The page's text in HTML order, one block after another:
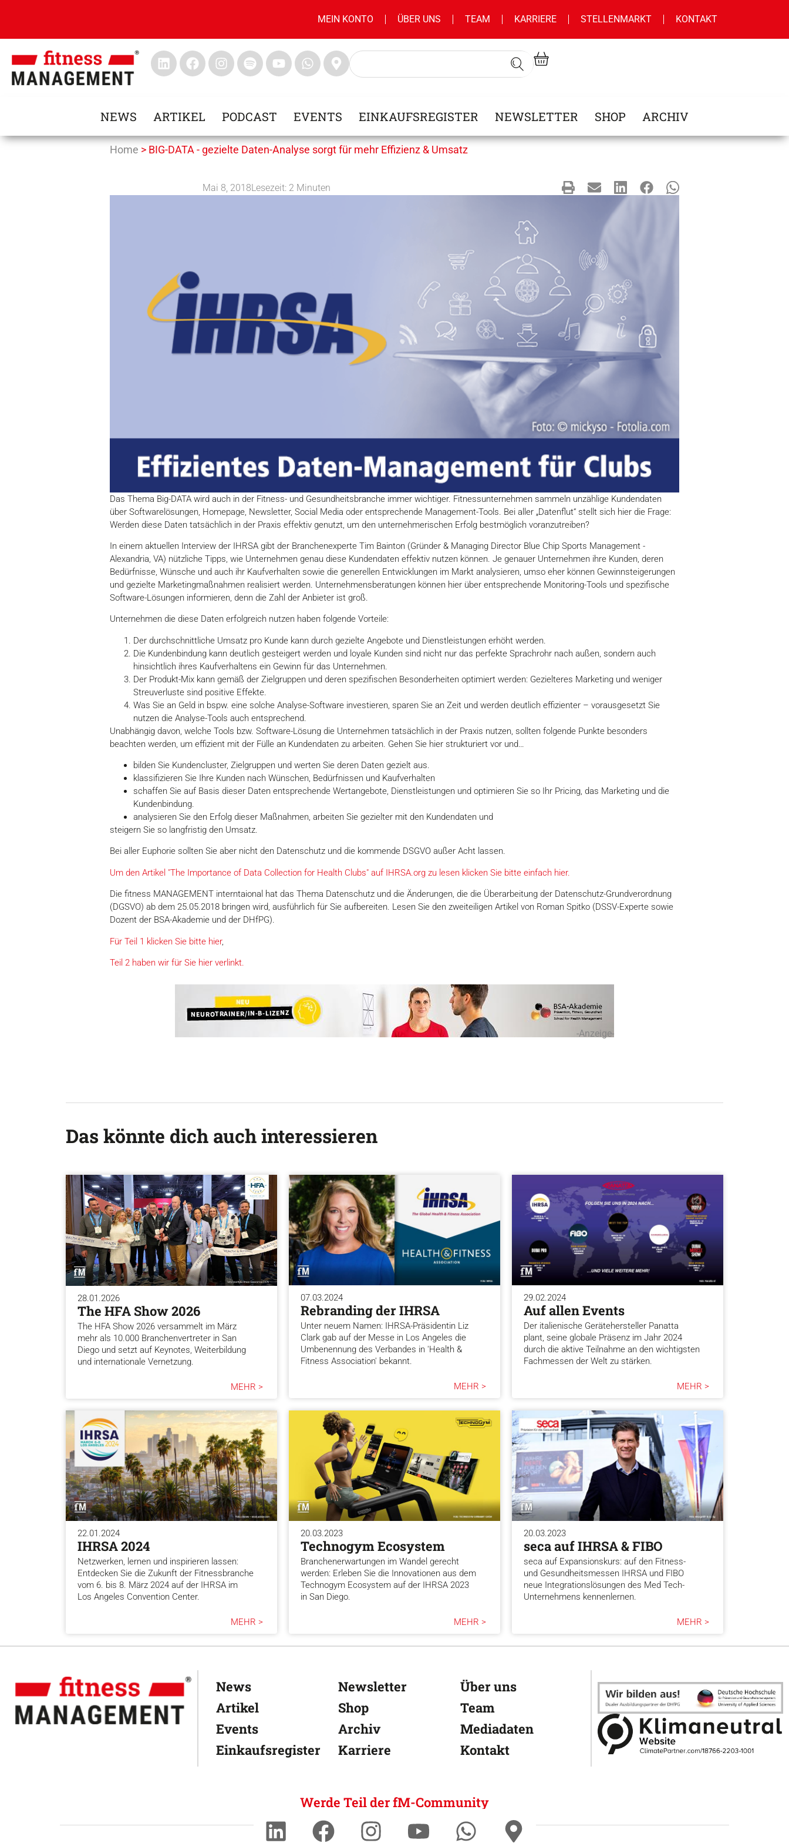
MEIN KONTO ÜBER UNS TEAM KARRIERE STELLENMARKT KONTAKT
NEWS ARTIKEL PODCAST EVENTS EINKAUFSREGISTER NEWSLETTER SHOP ARCHIV
Home > BIG-DATA - gezielte Daten-Analyse sorgt für mehr Effizienz & Umsatz
Mai 8, 2018Lesezeit: 2 Minuten
Das Thema Big-DATA wird auch in der Fitness- und Gesundheitsbranche immer wichtiger. Fitnessunternehmen sammeln unzählige Kundendaten
über Softwarelösungen, Homepage, Newsletter, Social Media oder entsprechende Management-Tools. Bei aller „Datenflut“ stellt sich hier die Frage:
Werden diese Daten tatsächlich in der Praxis effektiv genutzt, um den unternehmerischen Erfolg bestmöglich voranzutreiben?
In einem aktuellen Interview der IHRSA gibt der Branchenexperte Tim Bainton (Gründer & Managing Director Blue Chip Sports Management -
Alexandria, VA) nützliche Tipps, wie Unternehmen genau diese Kundendaten effektiv nutzen können. Je genauer Unternehmen ihre Kunden, deren
Bedürfnisse, Wünsche und auch ihr Kaufverhalten sowie die generellen Entwicklungen im Markt analysieren, umso eher können Gewinnsteigerungen
und gezielte Marketingmaßnahmen realisiert werden. Unternehmensberatungen können hier über entsprechende Monitoring-Tools und spezifische
Software-Lösungen informieren, denn die Zahl der Anbieter ist groß.
Unternehmen die diese Daten erfolgreich nutzen haben folgende Vorteile:
Der durchschnittliche Umsatz pro Kunde kann durch gezielte Angebote und Dienstleistungen erhöht werden.
Die Kundenbindung kann deutlich gesteigert werden und loyale Kunden sind nicht nur das perfekte Sprachrohr nach außen, sondern auch
hinsichtlich ihres Kaufverhaltens ein Gewinn für das Unternehmen.
Der Produkt-Mix kann gemäß der Zielgruppen und deren spezifischen Besonderheiten optimiert werden: Gezielteres Marketing und weniger
Streuverluste sind positive Effekte.
Was Sie an Geld in bspw. eine solche Analyse-Software investieren, sparen Sie an Zeit und werden deutlich effizienter – vorausgesetzt Sie
nutzen die Analyse-Tools auch entsprechend.
Unabhängig davon, welche Tools bzw. Software-Lösung die Unternehmen tatsächlich in der Praxis nutzen, sollten folgende Punkte besonders
beachten werden, um effizient mit der Fülle an Kundendaten zu arbeiten. Gehen Sie hier strukturiert vor und…
bilden Sie Kundencluster, Zielgruppen und werten Sie deren Daten gezielt aus.
klassifizieren Sie Ihre Kunden nach Wünschen, Bedürfnissen und Kaufverhalten
schaffen Sie auf Basis dieser Daten entsprechende Wertangebote, Dienstleistungen und optimieren Sie so Ihr Pricing, das Marketing und die
Kundenbindung.
analysieren Sie den Erfolg dieser Maßnahmen, arbeiten Sie gezielter mit den Kundendaten und
steigern Sie so langfristig den Umsatz.
Bei aller Euphorie sollten Sie aber nicht den Datenschutz und die kommende DSGVO außer Acht lassen.
Um den Artikel "The Importance of Data Collection for Health Clubs" auf IHRSA.org zu lesen klicken Sie bitte einfach hier.
Die fitness MANAGEMENT interntaional hat das Thema Datenschutz und die Änderungen, die die Überarbeitung der Datenschutz-Grundverordnung
(DGSVO) ab dem 25.05.2018 bringen wird, ausführlich für Sie aufbereiten. Lesen Sie den zweiteiligen Artikel von Roman Spitko (DSSV-Experte sowie
Dozent der BSA-Akademie und der DHfPG).
Für Teil 1 klicken Sie bitte hier,
Teil 2 haben wir für Sie hier verlinkt.
-Anzeige-
Das könnte dich auch interessieren
28.01.2026
The HFA Show 2026
The HFA Show 2026 versammelt im März
mehr als 10.000 Branchenvertreter in San
Diego und setzt auf Keynotes, Weiterbildung
und internationale Vernetzung.
MEHR >
07.03.2024
Rebranding der IHRSA
Unter neuem Namen: IHRSA-Präsidentin Liz
Clark gab auf der Messe in Los Angeles die
Umbenennung des Verbandes in 'Health &
Fitness Association' bekannt.
MEHR >
29.02.2024
Auf allen Events
Der italienische Gerätehersteller Panatta
plant, seine globale Präsenz im Jahr 2024
durch die aktive Teilnahme an den wichtigsten
Fachmessen der Welt zu stärken.
MEHR >
22.01.2024
IHRSA 2024
Netzwerken, lernen und inspirieren lassen:
Entdecken Sie die Zukunft der Fitnessbranche
vom 6. bis 8. März 2024 auf der IHRSA im
Los Angeles Convention Center.
MEHR >
20.03.2023
Technogym Ecosystem
Branchenerwartungen im Wandel gerecht
werden: Erleben Sie die Innovationen aus dem
Technogym Ecosystem auf der IHRSA 2023
in San Diego.
MEHR >
20.03.2023
seca auf IHRSA & FIBO
seca auf Expansionskurs: auf den Fitness-
und Gesundheitsmessen IHRSA und FIBO
neue Integrationslösungen des Med Tech-
Unternehmens kennenlernen.
MEHR >
News
Artikel
Events
Einkaufsregister
Newsletter
Shop
Archiv
Karriere
Über uns
Team
Mediadaten
Kontakt
Werde Teil der fM-Community